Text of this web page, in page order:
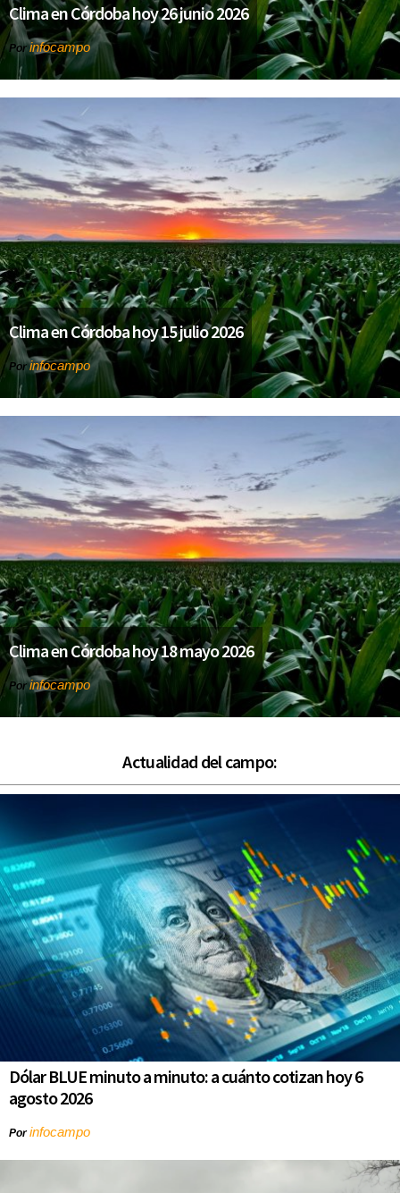
Clima en Córdoba hoy 26 junio 2026
Por infocampo
Clima en Córdoba hoy 15 julio 2026
Por infocampo
Clima en Córdoba hoy 18 mayo 2026
Por infocampo
Actualidad del campo:
Dólar BLUE minuto a minuto: a cuánto cotizan hoy 6
agosto 2026
Porinfocampo